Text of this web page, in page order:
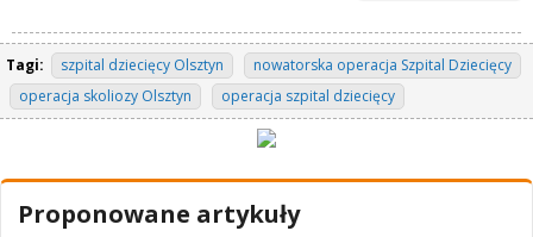
Tagi: szpital dziecięcy Olsztyn
nowatorska operacja Szpital Dziecięcy
operacja skoliozy Olsztyn
operacja szpital dziecięcy
Proponowane artykuły